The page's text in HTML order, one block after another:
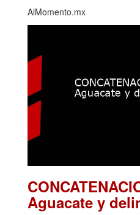
AlMomento.mx
Aguacate y